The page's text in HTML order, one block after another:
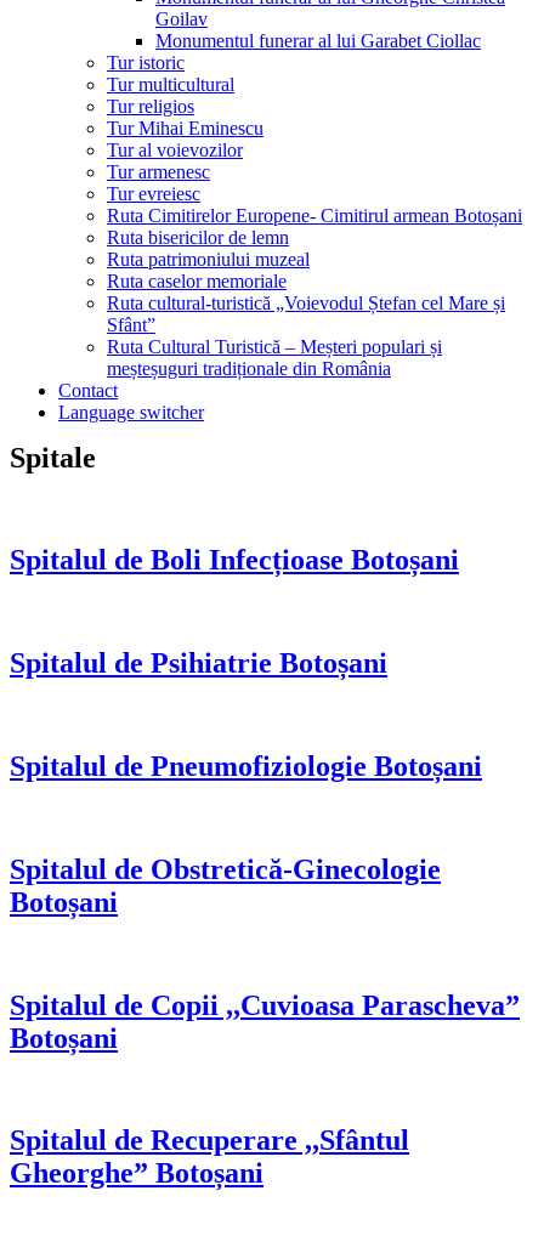
Goilav
Monumentul funerar al lui Garabet Ciollac
Tur istoric
Tur multicultural
Tur religios
Tur Mihai Eminescu
Tur al voievozilor
Tur armenesc
Tur evreiesc
Ruta Cimitirelor Europene- Cimitirul armean Botoșani
Ruta bisericilor de lemn
Ruta patrimoniului muzeal
Ruta caselor memoriale
Ruta cultural-turistică „Voievodul Ștefan cel Mare și
Sfânt”
Ruta Cultural Turistică – Meșteri populari și
meșteșuguri tradiționale din România
Contact
Language switcher
Spitale
Spitalul de Boli Infecțioase Botoșani
Spitalul de Psihiatrie Botoșani
Spitalul de Pneumofiziologie Botoșani
Spitalul de Obstretică-Ginecologie
Botoșani
Spitalul de Copii ,,Cuvioasa Parascheva”
Botoșani
Spitalul de Recuperare ,,Sfântul
Gheorghe” Botoșani